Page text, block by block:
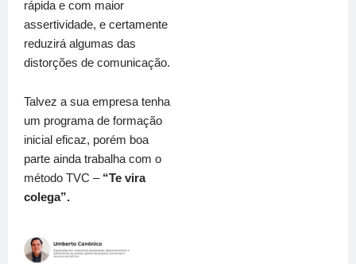
rápida e com maior
assertividade, e certamente
reduzirá algumas das
distorções de comunicação.
Talvez a sua empresa tenha
um programa de formação
inicial eficaz, porém boa
parte ainda trabalha com o
método TVC – “Te vira
colega”.